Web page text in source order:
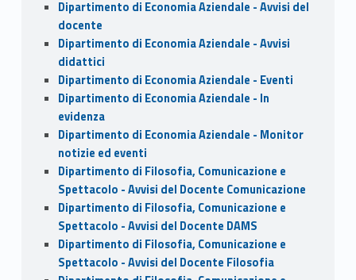
Dipartimento di Economia Aziendale - Avvisi del
docente
Dipartimento di Economia Aziendale - Avvisi
didattici
Dipartimento di Economia Aziendale - Eventi
Dipartimento di Economia Aziendale - In
evidenza
Dipartimento di Economia Aziendale - Monitor
notizie ed eventi
Dipartimento di Filosofia, Comunicazione e
Spettacolo - Avvisi del Docente Comunicazione
Dipartimento di Filosofia, Comunicazione e
Spettacolo - Avvisi del Docente DAMS
Dipartimento di Filosofia, Comunicazione e
Spettacolo - Avvisi del Docente Filosofia